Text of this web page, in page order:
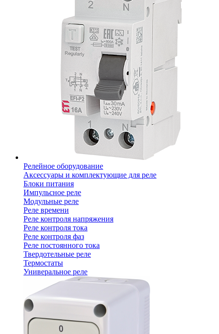
Релейное оборудование
Аксессуары и комплектующие для реле
Блоки питания
Импульсное реле
Модульные реле
Реле времени
Реле контроля напряжения
Реле контроля тока
Реле контроля фаз
Реле постоянного тока
Твердотельные реле
Термостаты
Универальное реле